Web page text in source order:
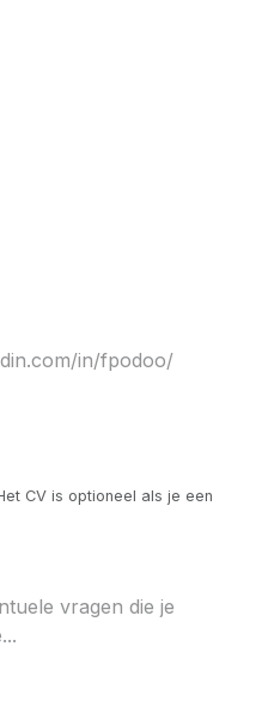
CV is optioneel als je een